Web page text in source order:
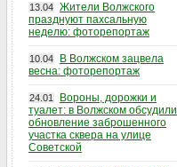
13.04 Жители Волжского
празднуют пахсальную
неделю: фоторепортаж
10.04
В Волжском зацвела
весна: фоторепортаж
24.01
Вороны, дорожки и
туалет: в Волжском обсудили
обновление заброшенного
участка сквера на улице
Советской